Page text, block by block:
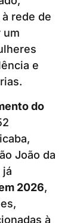
rede de
um
e
do
João da
já
2026,
à